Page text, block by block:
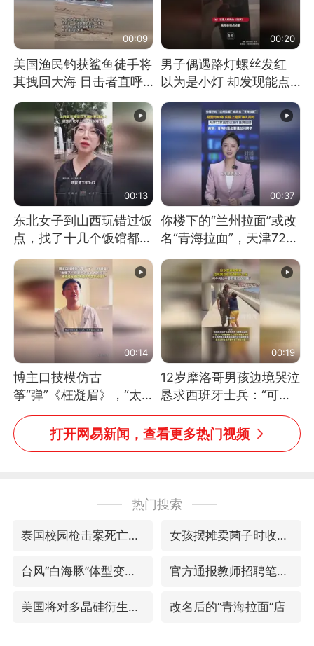
00:09
美国渔民钓获鲨鱼徒手将
其拽回大海 目击者直呼
震惊 （视频来源：参考
消息）
00:20
男子偶遇路灯螺丝发红
以为是小灯 却发现能点
燃香烟 当事人：已报警
处理
00:13
东北女子到山西玩错过饭
点，找了十几个饭馆都没
开门：午休到几点
00:37
你楼下的“兰州拉面”或改
名“青海拉面”，天津72家
面馆已集体更换招牌
00:14
博主口技模仿古
筝“弹”《枉凝眉》，“太
像了～你是吃古筝长大的
吗？”“或将成为首位考级
不带古筝的选手。”（来
00:19
12岁摩洛哥男孩边境哭泣
恳求西班牙士兵：“可不
可以不要把我遣返回国”
打开网易新闻，查看更多热门视频
热门搜索
泰国校园枪击案死亡人数升至7人 女孩摆摊卖菌子时收到北大通知书
台风“白海豚”体型变大！环流面积接近13个浙江那么大 官方通报教师招聘笔试前13名被淘汰
美国将对多晶硅衍生品加征15%关税 改名后的“青海拉面”店